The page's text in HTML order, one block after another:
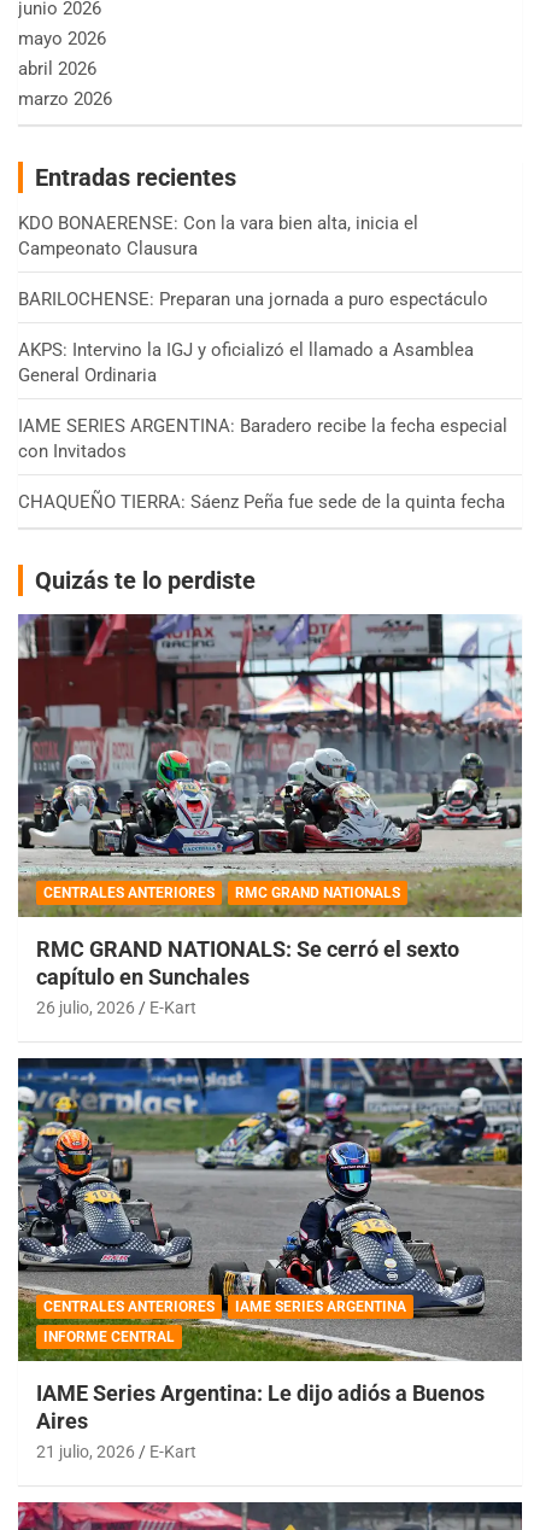
junio 2026
mayo 2026
abril 2026
marzo 2026
Entradas recientes
KDO BONAERENSE: Con la vara bien alta, inicia el
Campeonato Clausura
BARILOCHENSE: Preparan una jornada a puro espectáculo
AKPS: Intervino la IGJ y oficializó el llamado a Asamblea
General Ordinaria
IAME SERIES ARGENTINA: Baradero recibe la fecha especial
con Invitados
CHAQUEÑO TIERRA: Sáenz Peña fue sede de la quinta fecha
Quizás te lo perdiste
CENTRALES ANTERIORES RMC GRAND NATIONALS
RMC GRAND NATIONALS: Se cerró el sexto
capítulo en Sunchales
26 julio, 2026 E-Kart
CENTRALES ANTERIORES
IAME SERIES ARGENTINA
INFORME CENTRAL
IAME Series Argentina: Le dijo adiós a Buenos
Aires
21 julio, 2026 E-Kart